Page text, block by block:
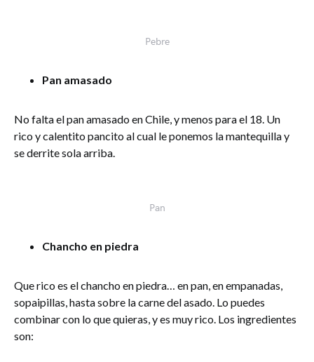
Pebre
Pan amasado
No falta el pan amasado en Chile, y menos para el 18. Un
rico y calentito pancito al cual le ponemos la mantequilla y
se derrite sola arriba.
Pan
Chancho en piedra
Que rico es el chancho en piedra… en pan, en empanadas,
sopaipillas, hasta sobre la carne del asado. Lo puedes
combinar con lo que quieras, y es muy rico. Los ingredientes
son: